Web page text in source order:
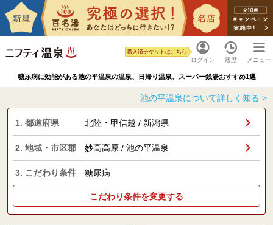
ログイン
購入済チケットはこちら
履歴 メニュー
糖尿病に効能がある池の平温泉の温泉、日帰り温泉、スーパー銭湯おすすめ1選
池の平温泉について詳しく知る >
1. 都道府県 北陸・甲信越 / 新潟県
2. 地域・市区郡 妙高高原 / 池の平温泉
3. こだわり条件 糖尿病
こだわり条件を変更する